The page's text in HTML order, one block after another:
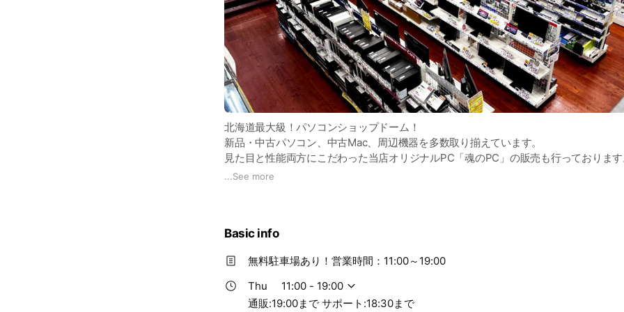
北海道最大級！パソコンショップドーム！
新品・中古パソコン、中古Mac、周辺機器を多数取り揃えています。
見た目と性能両方にこだわった当店オリジナルPC「魂のPC」の販売も行っておりま
「お友達登録」でお得な情報やクーポンをお届けします。
...See more
Basic info
無料駐車場あり！営業時間：11:00～19:00
Thu
11:00 - 19:00
通販:19:00まで サポート:18:30まで